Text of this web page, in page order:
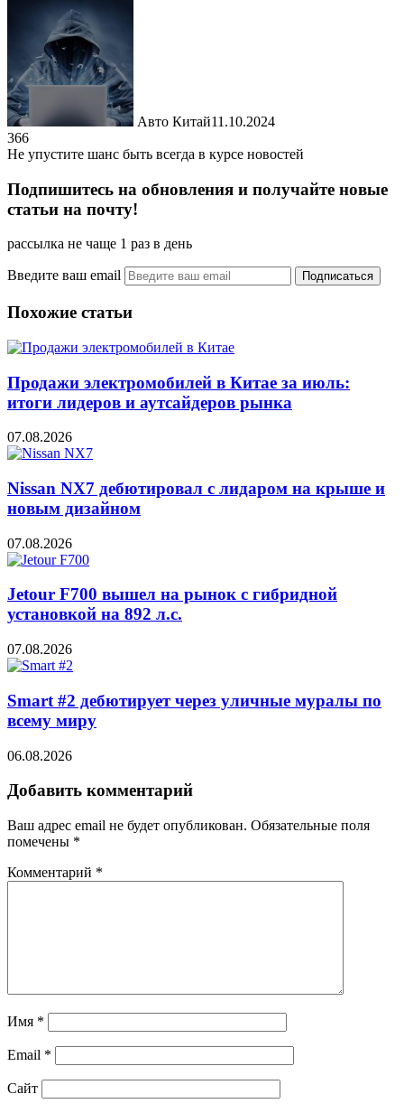
Авто Китай11.10.2024
366
Не упустите шанс быть всегда в курсе новостей
Подпишитесь на обновления и получайте новые
статьи на почту!
рассылка не чаще 1 раз в день
Введите ваш email
Похожие статьи
Продажи электромобилей в Китае за июль:
итоги лидеров и аутсайдеров рынка
07.08.2026
Nissan NX7 дебютировал с лидаром на крыше и
новым дизайном
07.08.2026
Jetour F700 вышел на рынок с гибридной
установкой на 892 л.с.
07.08.2026
Smart #2 дебютирует через уличные муралы по
всему миру
06.08.2026
Добавить комментарий
Ваш адрес email не будет опубликован. Обязательные поля
помечены *
Комментарий *
Имя *
Email *
Сайт